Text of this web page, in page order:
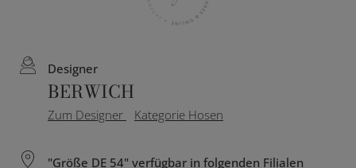
Designer
BERWICH
Zum Designer Kategorie Hosen
"Größe DE 54" verfügbar in folgenden Filialen